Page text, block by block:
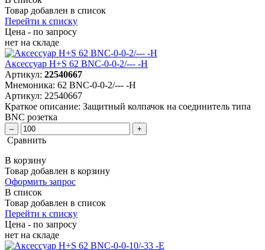
Товар добавлен в список
Перейти к списку
Цена - по запросу
нет на складе
Аксессуар H+S 62 BNC-0-0-2/--- -H
Артикул: 22540667
Мнемоника: 62 BNC-0-0-2/--- -H
Артикул: 22540667
Краткое описание: Защитный колпачок на соединитель типа
BNC розетка
– +
Сравнить
В корзину
Товар добавлен в корзину
Оформить запрос
В список
Товар добавлен в список
Перейти к списку
Цена - по запросу
нет на складе